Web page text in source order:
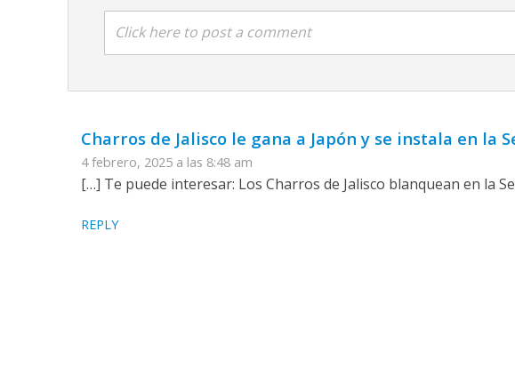
Click here to post a comment
Charros de Jalisco le gana a Japón y se instala en la
4 febrero, 2025 a las 8:48 am
[…] Te puede interesar: Los Charros de Jalisco blanquean en la
REPLY